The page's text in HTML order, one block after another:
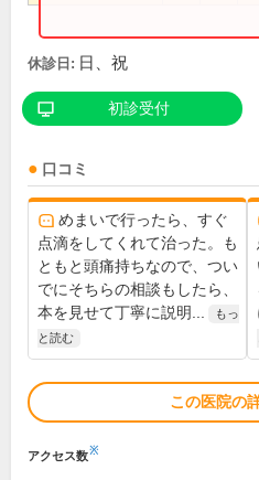
休診日: 日、祝
初診受付
口コミ
めまいで行ったら、すぐ
点滴をしてくれて治った。も
ともと頭痛持ちなので、つい
でにそちらの相談もしたら、
本を見せて丁寧に説明...
もっ
と読む
この医院の
アクセス数※